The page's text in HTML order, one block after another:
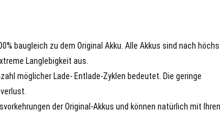
baugleich zu dem Original Akku. Alle Akkus sind nach
Langlebigkeit aus.
möglicher Lade- Entlade-Zyklen bedeutet. Die geringe
der Original-Akkus und können natürlich mit